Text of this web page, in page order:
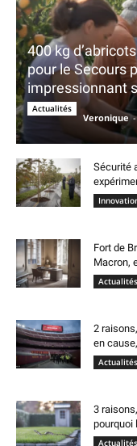
400 kg
pour le Secours
impressionnant
Actualités
Veronique -
Sécurité
Fort de
Macron,
Actualités
2
en
Actualités
3
pourquoi
Actualités